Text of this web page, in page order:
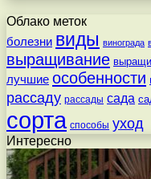
Облако меток
болезни виды винограда
выращивание
лучшие особенности
рассаду рассады сада
сорта способы уход
Интересно